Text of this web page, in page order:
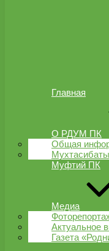
Главная
О РДУМ ПК
Общая
Мухтасибаты
Муфтий ПК
Медиа
Актуальное
Газета